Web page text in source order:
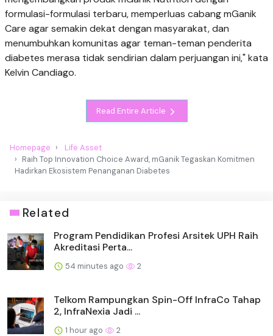
formulasi-formulasi terbaru, memperluas cabang mGanik
Care agar semakin dekat dengan masyarakat, dan
menumbuhkan komunitas agar teman-teman penderita
diabetes merasa tidak sendirian dalam perjuangan ini," kata
Kelvin Candiago.
Read Entire Article
Homepage
Life Asset
Raih Top Innovation Choice Award, mGanik Tegaskan Komitmen
Hadirkan Ekosistem Penanganan Diabetes
Related
Program Pendidikan Profesi Arsitek UPH Raih
Akreditasi Perta...
54 minutes ago 2
Telkom Rampungkan Spin-Off InfraCo Tahap
2, InfraNexia Jadi ...
1 hour ago 2